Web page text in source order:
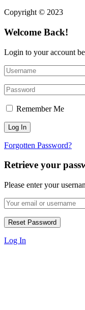
Copyright © 2023
Welcome Back!
Login to your account
Remember Me
Forgotten Password?
Retrieve your
Please enter your
Log In